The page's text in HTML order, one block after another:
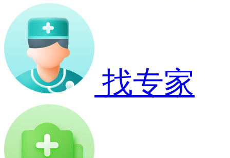
找专家